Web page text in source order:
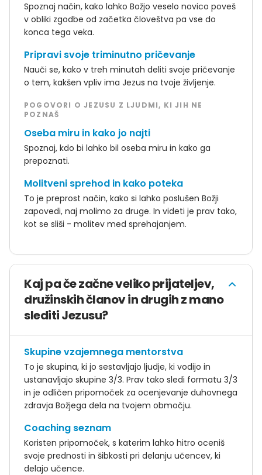
Spoznaj način, kako lahko Božjo veselo novico poveš
v obliki zgodbe od začetka človeštva pa vse do
konca tega veka.
Pripravi svoje triminutno pričevanje
Nauči se, kako v treh minutah deliti svoje pričevanje
o tem, kakšen vpliv ima Jezus na tvoje življenje.
POGOVORI O JEZUSU Z LJUDMI, KI JIH NE
POZNAŠ
Oseba miru in kako jo najti
Spoznaj, kdo bi lahko bil oseba miru in kako ga
prepoznati.
Molitveni sprehod in kako poteka
To je preprost način, kako si lahko poslušen Božji
zapovedi, naj molimo za druge. In videti je prav tako,
kot se sliši - molitev med sprehajanjem.
Kaj pa če začne veliko prijateljev,
družinskih članov in drugih z mano
slediti Jezusu?
Skupine vzajemnega mentorstva
To je skupina, ki jo sestavljajo ljudje, ki vodijo in
ustanavljajo skupine 3/3. Prav tako sledi formatu 3/3
in je odličen pripomoček za ocenjevanje duhovnega
zdravja Božjega dela na tvojem območju.
Coaching seznam
Koristen pripomoček, s katerim lahko hitro oceniš
svoje prednosti in šibkosti pri delanju učencev, ki
delajo učence.